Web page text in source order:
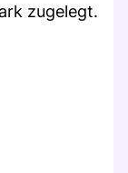
zugelegt.